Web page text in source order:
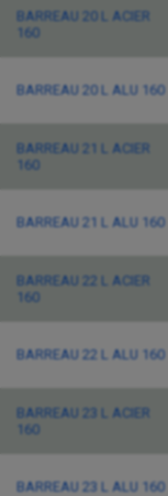
BARREAU 20 L ACIER
160
BARREAU 20 L ALU 160
BARREAU 21 L ACIER
160
BARREAU 21 L ALU 160
BARREAU 22 L ACIER
160
BARREAU 22 L ALU 160
BARREAU 23 L ACIER
160
BARREAU 23 L ALU 160